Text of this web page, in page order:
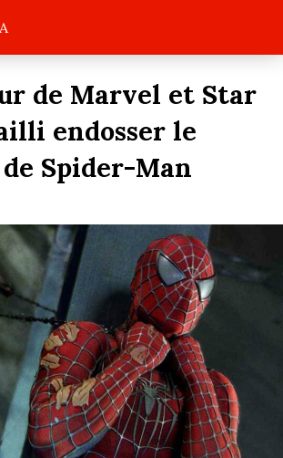
de Marvel et Star
endosser le
Spider-Man